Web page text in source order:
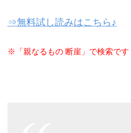
⇒無料試し読みはこちら♪
※「親なるもの 断崖」で検索です